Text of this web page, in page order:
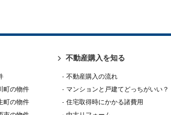
町の物件
町の物件
不動産購入を知る
不動産購入の流れ
マンションと戸建てどっちがいい？
住宅取得時にかかる諸費用